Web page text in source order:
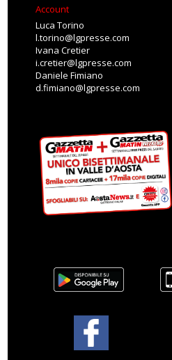
Account
Luca Torino
l.torino@lgpresse.com
Ivana Cretier
i.cretier@lgpresse.com
Daniele Fimiano
d.fimiano@lgpresse.com